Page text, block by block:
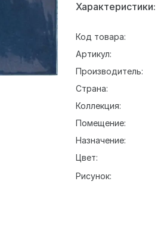
Характеристики:
Код товара:
Артикул:
Производитель:
Страна:
Коллекция:
Помещение:
Назначение:
Цвет:
Рисунок: